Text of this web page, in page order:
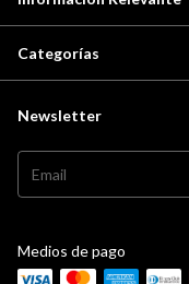
Categorías
Newsletter
Medios de pago